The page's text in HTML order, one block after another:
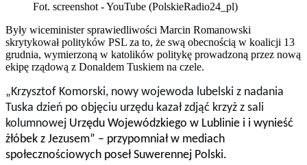
Fot. screenshot - YouTube (PolskieRadio24_pl)
Były wiceminister sprawiedliwości Marcin Romanowski
skrytykował polityków PSL za to, że swą obecnością w koalicji 13
grudnia, wymierzoną w katolików politykę prowadzoną przez nową
ekipę rządową z Donaldem Tuskiem na czele.
„Krzysztof Komorski, nowy wojewoda lubelski z nadania
Tuska dzień po objęciu urzędu kazał zdjąć krzyż z sali
kolumnowej Urzędu Wojewódzkiego w Lublinie i i wynieść
żłóbek z Jezusem” – przypomniał w mediach
społecznościowych poseł Suwerennej Polski.